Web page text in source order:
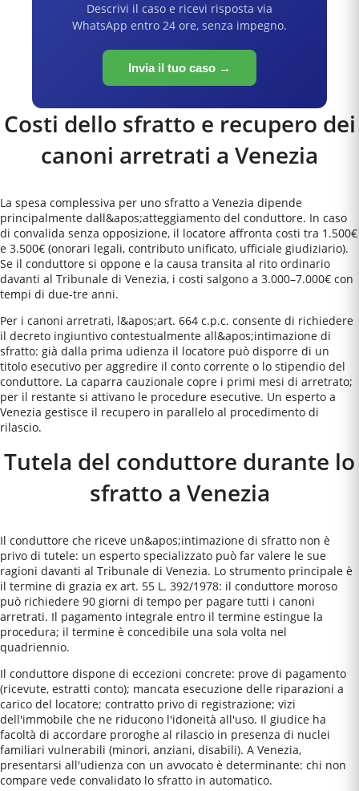
Descrivi il caso e ricevi risposta via
WhatsApp entro 24 ore, senza impegno.
Invia il tuo caso →
Costi dello sfratto e recupero dei
canoni arretrati a Venezia
La spesa complessiva per uno sfratto a Venezia dipende
principalmente dall&apos;atteggiamento del conduttore. In caso
di convalida senza opposizione, il locatore affronta costi tra 1.500€
e 3.500€ (onorari legali, contributo unificato, ufficiale giudiziario).
Se il conduttore si oppone e la causa transita al rito ordinario
davanti al Tribunale di Venezia, i costi salgono a 3.000–7.000€ con
tempi di due-tre anni.
Per i canoni arretrati, l&apos;art. 664 c.p.c. consente di richiedere
il decreto ingiuntivo contestualmente all&apos;intimazione di
sfratto: già dalla prima udienza il locatore può disporre di un
titolo esecutivo per aggredire il conto corrente o lo stipendio del
conduttore. La caparra cauzionale copre i primi mesi di arretrato;
per il restante si attivano le procedure esecutive. Un esperto a
Venezia gestisce il recupero in parallelo al procedimento di
rilascio.
Tutela del conduttore durante lo
sfratto a Venezia
Il conduttore che riceve un&apos;intimazione di sfratto non è
privo di tutele: un esperto specializzato può far valere le sue
ragioni davanti al Tribunale di Venezia. Lo strumento principale è
il termine di grazia ex art. 55 L. 392/1978: il conduttore moroso
può richiedere 90 giorni di tempo per pagare tutti i canoni
arretrati. Il pagamento integrale entro il termine estingue la
procedura; il termine è concedibile una sola volta nel
quadriennio.
Il conduttore dispone di eccezioni concrete: prove di pagamento
(ricevute, estratti conto); mancata esecuzione delle riparazioni a
carico del locatore; contratto privo di registrazione; vizi
dell'immobile che ne riducono l'idoneità all'uso. Il giudice ha
facoltà di accordare proroghe al rilascio in presenza di nuclei
familiari vulnerabili (minori, anziani, disabili). A Venezia,
presentarsi all'udienza con un avvocato è determinante: chi non
compare vede convalidato lo sfratto in automatico.